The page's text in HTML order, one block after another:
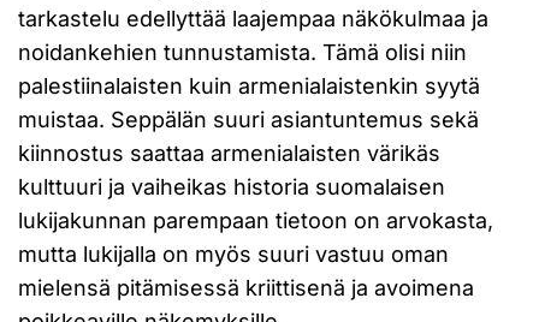
tarkastelu edellyttää laajempaa näkökulmaa ja
noidankehien tunnustamista. Tämä olisi niin
palestiinalaisten kuin armenialaistenkin syytä
muistaa. Seppälän suuri asiantuntemus sekä
kiinnostus saattaa armenialaisten värikäs
kulttuuri ja vaiheikas historia suomalaisen
lukijakunnan parempaan tietoon on arvokasta,
mutta lukijalla on myös suuri vastuu oman
mielensä pitämisessä kriittisenä ja avoimena